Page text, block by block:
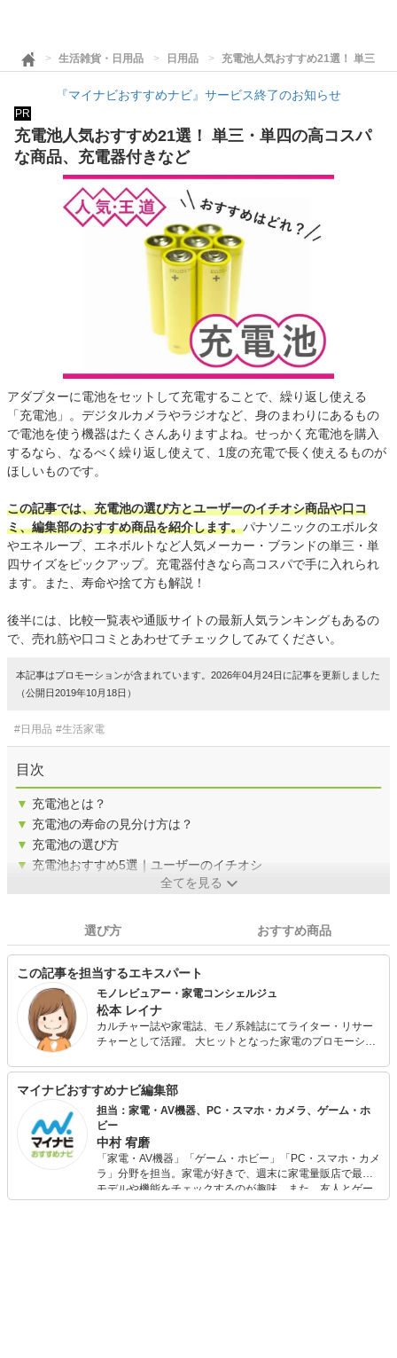
生活雑貨・日用品 日用品 充電池人気おすすめ21選！ 単三・
『マイナビおすすめナビ』サービス終了のお知らせ
PR
充電池人気おすすめ21選！ 単三・単四の高コスパ
な商品、充電器付きなど
アダプターに電池をセットして充電することで、繰り返し使える
「充電池」。デジタルカメラやラジオなど、身のまわりにあるもの
で電池を使う機器はたくさんありますよね。せっかく充電池を購入
するなら、なるべく繰り返し使えて、1度の充電で長く使えるものが
ほしいものです。
この記事では、充電池の選び方とユーザーのイチオシ商品や口コ
ミ、編集部のおすすめ商品を紹介します。パナソニックのエボルタ
やエネループ、エネボルトなど人気メーカー・ブランドの単三・単
四サイズをピックアップ。充電器付きなら高コスパで手に入れられ
ます。また、寿命や捨て方も解説！
後半には、比較一覧表や通販サイトの最新人気ランキングもあるの
で、売れ筋や口コミとあわせてチェックしてみてください。
本記事はプロモーションが含まれています。2026年04月24日に記事を更新しました
（公開日2019年10月18日）
#日用品 #生活家電
目次
▼ 充電池とは？
▼ 充電池の寿命の見分け方は？
▼ 充電池の選び方
▼ 充電池おすすめ5選｜ユーザーのイチオシ
全てを見る
選び方 おすすめ商品
この記事を担当するエキスパート
モノレビュアー・家電コンシェルジュ
松本 レイナ
カルチャー誌や家電誌、モノ系雑誌にてライター・リサー
チャーとして活躍。 大ヒットとなった家電のプロモーショ
般的な家電から、ちょっとマニアックなものまで「イイモ
ノはとにかく買って試す！」がモットー。 現在子育て中
で、キッズガジェットや知育玩具、花火などレジャーグッ
ズは子どもと一緒に愉しんでレビューしています。
マイナビおすすめナビ編集部
担当：家電・AV機器、PC・スマホ・カメラ、ゲーム・ホ
ビー
中村 宥磨
「家電・AV機器」「ゲーム・ホビー」「PC・スマホ・カメ
ラ」分野を担当。家電が好きで、週末に家電量販店で最新
モデルや機能をチェックするのが趣味。また、友人とゲー
ムを楽しみながら、新作タイトルやイベント情報もいち早